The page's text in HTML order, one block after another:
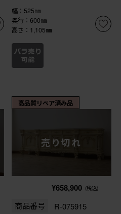
幅：525㎜
奥行：600㎜
高さ：1,105㎜
高品質リペア済み品
売り切れ
¥658,900 (税込)
商品番号 R-075915